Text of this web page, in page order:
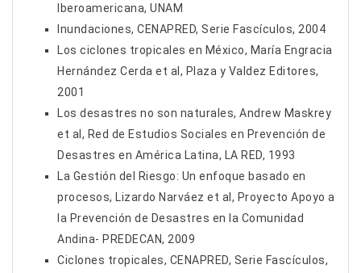
Iberoamericana, UNAM
Inundaciones, CENAPRED, Serie Fascículos, 2004
Los ciclones tropicales en México, María Engracia
Hernández Cerda et al, Plaza y Valdez Editores,
2001
Los desastres no son naturales, Andrew Maskrey
et al, Red de Estudios Sociales en Prevención de
Desastres en América Latina, LA RED, 1993
La Gestión del Riesgo: Un enfoque basado en
procesos, Lizardo Narváez et al, Proyecto Apoyo a
la Prevención de Desastres en la Comunidad
Andina- PREDECAN, 2009
Ciclones tropicales, CENAPRED, Serie Fascículos,